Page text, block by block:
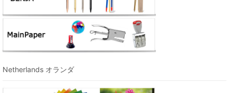
Netherlands オランダ